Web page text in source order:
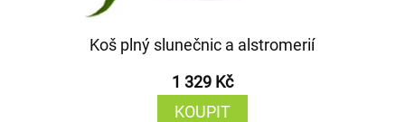
Koš plný slunečnic a alstromerií
1 329 Kč
KOUPIT